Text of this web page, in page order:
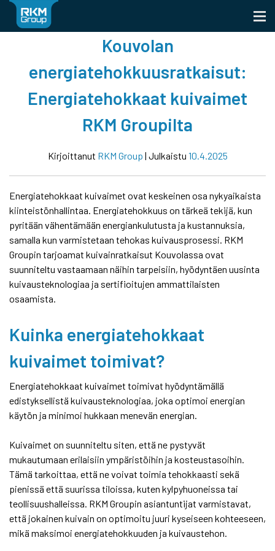
Skip
content
Kouvolan
energiatehokkuusratkaisut:
Energiatehokkaat kuivaimet
RKM Groupilta
Kirjoittanut RKM Group | Julkaistu 10.4.2025
Energiatehokkaat kuivaimet ovat keskeinen osa nykyaikaista
kiinteistönhallintaa. Energiatehokkuus on tärkeä tekijä, kun
pyritään vähentämään energiankulutusta ja kustannuksia,
samalla kun varmistetaan tehokas kuivausprosessi. RKM
Groupin tarjoamat kuivainratkaisut Kouvolassa ovat
suunniteltu vastaamaan näihin tarpeisiin, hyödyntäen uusinta
kuivausteknologiaa ja sertifioitujen ammattilaisten
osaamista.
Kuinka energiatehokkaat
kuivaimet toimivat?
Energiatehokkaat kuivaimet toimivat hyödyntämällä
edistyksellistä kuivausteknologiaa, joka optimoi energian
käytön ja minimoi hukkaan menevän energian.
Kuivaimet on suunniteltu siten, että ne pystyvät
mukautumaan erilaisiin ympäristöihin ja kosteustasoihin.
Tämä tarkoittaa, että ne voivat toimia tehokkaasti sekä
pienissä että suurissa tiloissa, kuten kylpyhuoneissa tai
teollisuushalleissa. RKM Groupin asiantuntijat varmistavat,
että jokainen kuivain on optimoitu juuri kyseiseen kohteeseen,
mikä maksimoi energiatehokkuuden ja kuivaustehon.